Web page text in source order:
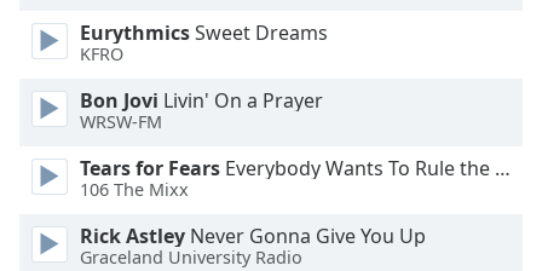
Background
EurythmicsSweet Dreams
KFRO
Bon Jovi Livin' On a Prayer
WRSW-FM
Tears for Fears Everybody Wants To Rule the World
106 The Mixx
Rick Astley Never Gonna Give You Up
Graceland University Radio